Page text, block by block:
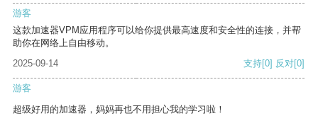
游客
这款加速器VPM应用程序可以给你提供最高速度和安全性的连接，并帮
助你在网络上自由移动。
2025-09-14
支持[0] 反对[0]
游客
超级好用的加速器，妈妈再也不用担心我的学习啦！